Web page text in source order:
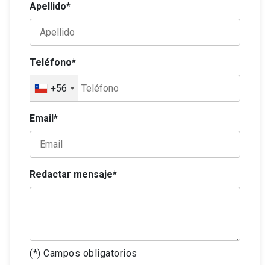
Apellido*
Teléfono*
+56
Email*
Redactar mensaje*
(*) Campos obligatorios